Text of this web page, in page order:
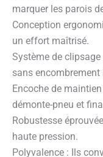
marquer les parois
Conception
un effort maîtrisé.
Système de
sans encombrement
Encoche de
démonte-pneu et
Robustesse
haute pression.
Polyvalence : Ils